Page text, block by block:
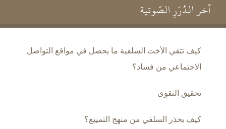
آخر الدُّرَرِ الصَّوتية
كيف تتقي الأخت السلفية ما يحصل في مواقع التواصل
الاجتماعي من فساد؟
تحقيق التقوى
كيف يحذر السلفي من منهج التمييع؟